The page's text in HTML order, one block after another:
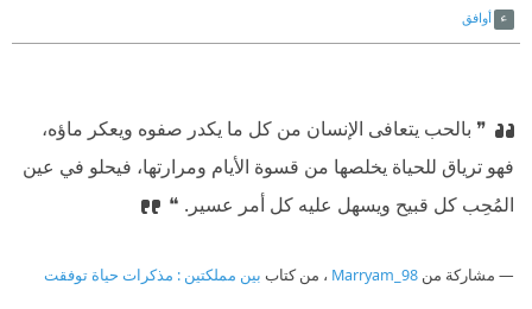
أوافق
❞ بالحب يتعافى الإنسان من كل ما يكدر صفوه ويعكر ماؤه،
فهو ترياق للحياة يخلصها من قسوة الأيام ومرارتها، فيحلو في عين
المُحِب كل قبيح ويسهل عليه كل أمر عسير. ❝
مشاركة من Marryam_98 ، من كتاب بين مملكتين : مذكرات حياة توفقت